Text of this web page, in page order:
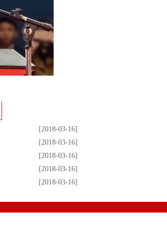
[2018-03-16]
[2018-03-16]
[2018-03-16]
[2018-03-16]
[2018-03-16]